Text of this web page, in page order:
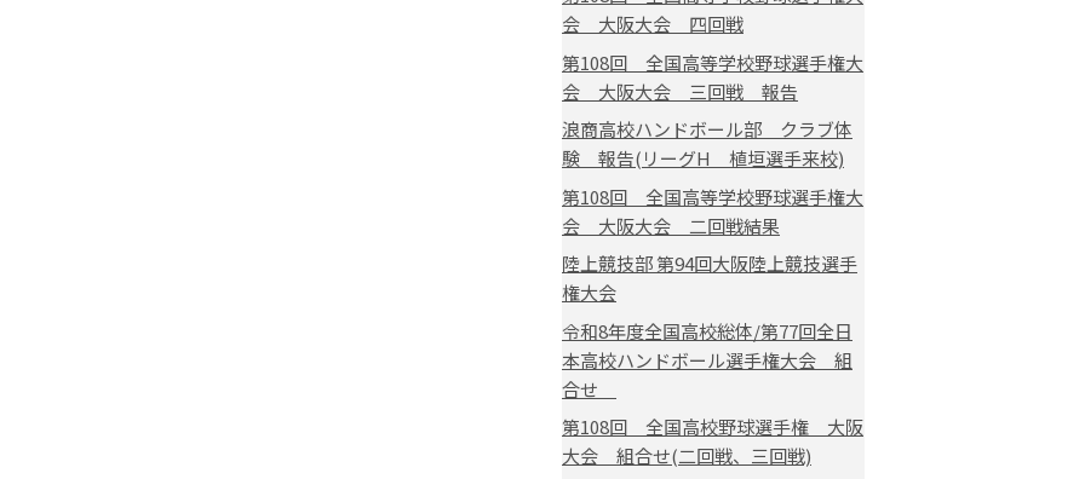
会 大阪大会 四回戦
第108回 全国高等学校野球選手権大
会 大阪大会 三回戦 報告
浪商高校ハンドボール部 クラブ体
験 報告(リーグH 植垣選手来校)
第108回 全国高等学校野球選手権大
会 大阪大会 二回戦結果
陸上競技部 第94回大阪陸上競技選手
権大会
令和8年度全国高校総体/第77回全日
本高校ハンドボール選手権大会 組
合せ
第108回 全国高校野球選手権 大阪
大会 組合せ(二回戦、三回戦)